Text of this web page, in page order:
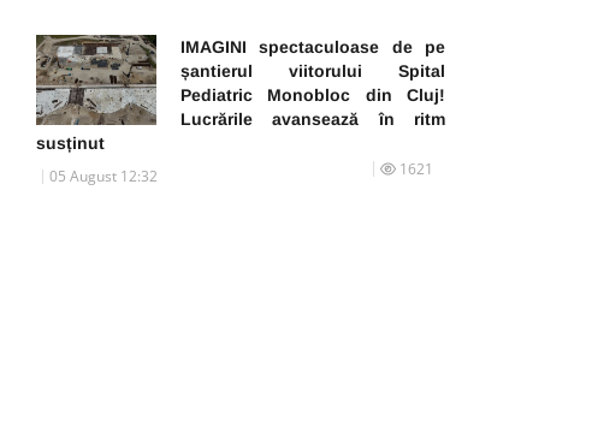
IMAGINI spectaculoase de pe
șantierul viitorului Spital
Pediatric Monobloc din Cluj!
Lucrările avansează în ritm
susținut
05 August 12:32 1621